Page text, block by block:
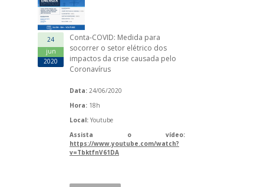
24
jun
2020
Conta-COVID: Medida para
socorrer o setor elétrico dos
impactos da crise causada pelo
Coronavírus
Data: 24/06/2020
Hora: 18h
Local: Youtube
Assista o vídeo:
https://www.youtube.com/watch?
v=TbktfnV61DA